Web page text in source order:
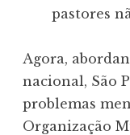
pastores
Agora,
nacional, São
problemas
Organização